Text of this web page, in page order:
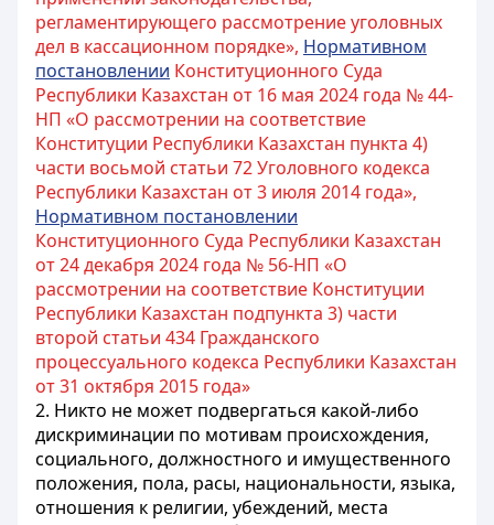
регламентирующего рассмотрение уголовных
дел в кассационном порядке», Нормативном
постановлении Конституционного Суда
Республики Казахстан от 16 мая 2024 года № 44-
НП «О рассмотрении на соответствие
Конституции Республики Казахстан пункта 4)
части восьмой статьи 72 Уголовного кодекса
Республики Казахстан от 3 июля 2014 года»,
Нормативном постановлении
Конституционного Суда Республики Казахстан
от 24 декабря 2024 года № 56-НП «О
рассмотрении на соответствие Конституции
Республики Казахстан подпункта 3) части
второй статьи 434 Гражданского
процессуального кодекса Республики Казахстан
от 31 октября 2015 года»
2. Никто не может подвергаться какой-либо
дискриминации по мотивам происхождения,
социального, должностного и имущественного
положения, пола, расы, национальности, языка,
отношения к религии, убеждений, места